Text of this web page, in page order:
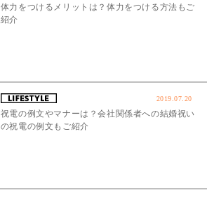
体力をつけるメリットは？体力をつける方法もご
紹介
2019.07.20
祝電の例文やマナーは？会社関係者への結婚祝い
の祝電の例文もご紹介